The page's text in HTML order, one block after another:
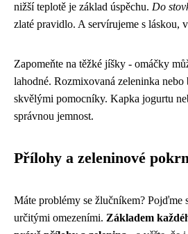
nižší teplotě je základ úspěchu. Do
zlaté pravidlo. A servírujeme s láskou,
Zapomeňte na těžké jíšky - omáčky
lahodné. Rozmixovaná zeleninka nebo
skvělými pomocníky. Kapka jogurtu
správnou jemnost.
Přílohy a zeleninové
Máte problémy se žlučníkem? Pojďme
určitými omezeními. Základem